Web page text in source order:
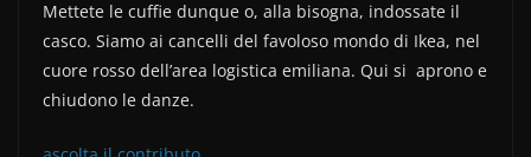
Mettete le cuffie dunque o, alla bisogna, indossate il
casco. Siamo ai cancelli del favoloso mondo di Ikea, nel
cuore rosso dell’area logistica emiliana. Qui si aprono e
chiudono le danze.